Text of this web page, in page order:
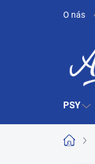
O nás
PSY